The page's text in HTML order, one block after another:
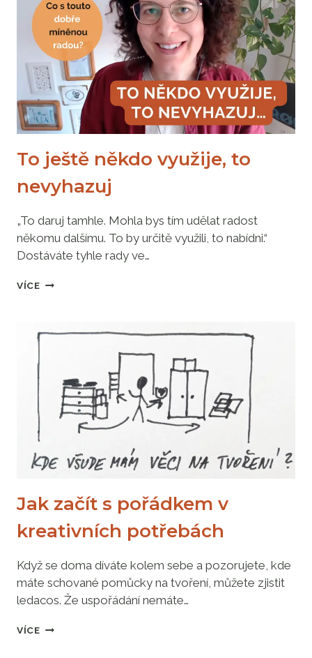
A
DOMA
NIKDO
NEBYL
To ještě někdo využije, to
nevyhazuj
„To daruj tamhle. Mohla bys tím udělat radost
někomu dalšímu. To by určitě využili, to nabídni.“
Dostáváte tyhle rady ve…
VÍCETO
TO
Jak začít s pořádkem v
kreativních potřebách
Když se doma díváte kolem sebe a pozorujete, kde
máte schované pomůcky na tvoření, můžete zjistit
ledacos. Že uspořádání nemáte…
VÍCEJAK